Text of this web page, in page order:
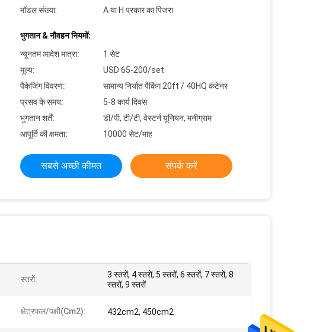
मॉडल संख्या:
A या H प्रकार का पिंजरा
भुगतान & नौवहन नियमों:
न्यूनतम आदेश मात्रा:
1 सेट
मूल्य:
USD 65-200/set
पैकेजिंग विवरण:
सामान्य निर्यात पैकिंग 20ft / 40HQ कंटेनर
प्रसव के समय:
5-8 कार्य दिवस
भुगतान शर्तें:
डी/पी, टी/टी, वेस्टर्न यूनियन, मनीग्राम
आपूर्ति की क्षमता:
10000 सेट/माह
सबसे अच्छी कीमत संपर्क करें
स्तरों:
3 स्तरों, 4 स्तरों, 5 स्तरों, 6 स्तरों, 7 स्तरों, 8
स्तरों, 9 स्तरों
क्षेत्रफल/पक्षी(cm2): 432cm2, 450cm2